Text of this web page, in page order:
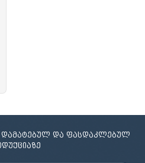
დამატებულ და ფასდაკლებულ